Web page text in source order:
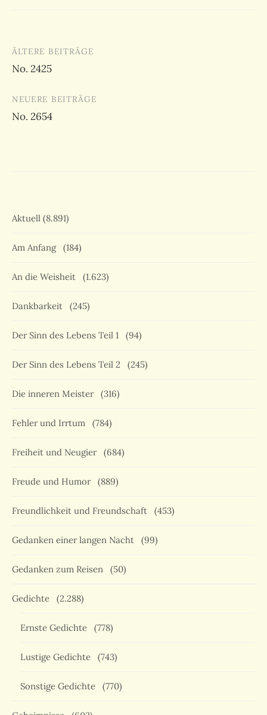
Beitragsnavigation
ÄLTERE BEITRÄGE
No. 2425
NEUERE BEITRÄGE
No. 2654
Aktuell (8.891)
Am Anfang (184)
An die Weisheit (1.623)
Dankbarkeit (245)
Der Sinn des Lebens Teil 1 (94)
Der Sinn des Lebens Teil 2 (245)
Die inneren Meister (316)
Fehler und Irrtum (784)
Freiheit und Neugier (684)
Freude und Humor (889)
Freundlichkeit und Freundschaft (453)
Gedanken einer langen Nacht (99)
Gedanken zum Reisen (50)
Gedichte (2.288)
Ernste Gedichte (778)
Lustige Gedichte (743)
Sonstige Gedichte (770)